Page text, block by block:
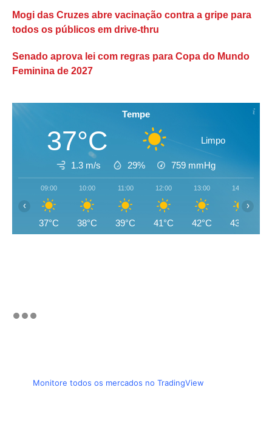
Mogi das Cruzes abre vacinação contra a gripe para
todos os públicos em drive-thru
Senado aprova lei com regras para Copa do Mundo
Feminina de 2027
Tempe
37°C Limpo
1.3 m/s 29% 759 mmHg
09:00
37°C
10:00
38°C
11:00
39°C
12:00
41°C
13:00
42°C
14:00
43°C
‹ ›
Monitore todos os mercados no TradingView